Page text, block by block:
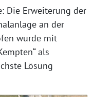
Die Erweiterung der
an der
wurde mit
als
Lösung